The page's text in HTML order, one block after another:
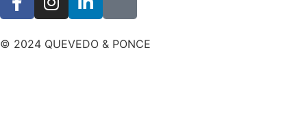
© 2024 QUEVEDO & PONCE